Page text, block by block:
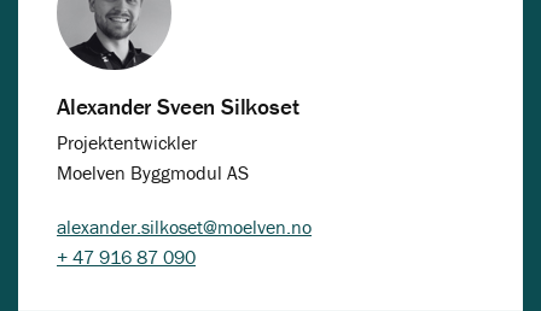
Alexander Sveen Silkoset
Projektentwickler
Moelven Byggmodul AS
alexander.silkoset@moelven.no
+ 47 916 87 090